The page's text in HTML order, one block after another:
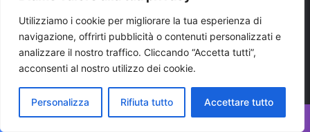
Utilizziamo i cookie per migliorare la tua esperienza di
navigazione, offrirti pubblicità o contenuti personalizzati e
analizzare il nostro traffico. Cliccando “Accetta tutti”,
acconsenti al nostro utilizzo dei cookie.
Personalizza Rifiuta tutto Accettare tutto
Politica Brindisi
politica europea
Politica Foggia
politica internazionale
Politica Lecce